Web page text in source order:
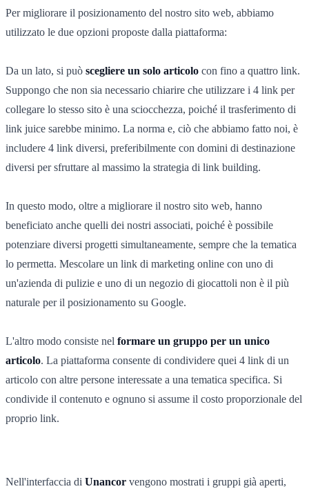
Per migliorare il posizionamento del nostro sito web, abbiamo
utilizzato le due opzioni proposte dalla piattaforma:
Da un lato, si può scegliere un solo articolo con fino a quattro link.
Suppongo che non sia necessario chiarire che utilizzare i 4 link per
collegare lo stesso sito è una sciocchezza, poiché il trasferimento di
link juice sarebbe minimo. La norma e, ciò che abbiamo fatto noi, è
includere 4 link diversi, preferibilmente con domini di destinazione
diversi per sfruttare al massimo la strategia di link building.
In questo modo, oltre a migliorare il nostro sito web, hanno
beneficiato anche quelli dei nostri associati, poiché è possibile
potenziare diversi progetti simultaneamente, sempre che la tematica
lo permetta. Mescolare un link di marketing online con uno di
un'azienda di pulizie e uno di un negozio di giocattoli non è il più
naturale per il posizionamento su Google.
L'altro modo consiste nel formare un gruppo per un unico
articolo. La piattaforma consente di condividere quei 4 link di un
articolo con altre persone interessate a una tematica specifica. Si
condivide il contenuto e ognuno si assume il costo proporzionale del
proprio link.
Nell'interfaccia di Unancor vengono mostrati i gruppi già aperti,